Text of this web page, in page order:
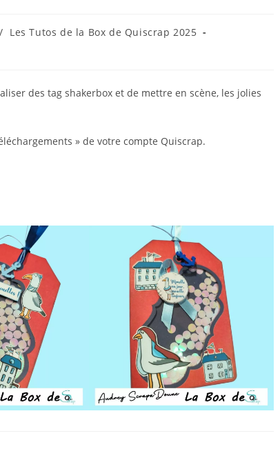
/ Les Tutos de la Box de Quiscrap 2025
des tag shakerbox et de mettre en scène, les jolies
» de votre compte Quiscrap.